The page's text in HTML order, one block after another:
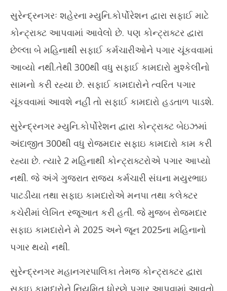
સુરેન્દ્રનગર મ્યુનિ.કોર્પોરેશનના 300 સફાઈ કામદારોને બે મહિનાથી
July
15,
2025
સુરેન્દ્રનગરઃ શહેરના મ્યુનિ.કોર્પોરેશન દ્વારા સફાઈ માટે
કોન્ટ્રાક્ટ આપવામાં આવેલો છે. પણ કોન્ટ્રાક્ટર દ્વારા
છેલ્લા બે મહિનાથી સફાઈ કર્મચારીઓને પગાર ચૂંકવવામાં
આવ્યો નથી.તેથી 300થી વધુ સફાઈ કામદારો મુશ્કેલીનો
સામનો કરી રહ્યા છે. સફાઈ કામદારોને ત્વરિત પગાર
ચૂંકવવામાં આવશે નહીં તો સફાઈ કામદારો હડતાળ પાડશે.
સુરેન્દ્રનગર મ્યુનિ.કોર્પોરેશન દ્વારા કોન્ટ્રાક્ટ બેઇઝમાં
અંદાજીત 300થી વધુ રોજમદાર સફાઇ કામદારો કામ કરી
રહ્યા છે. ત્યારે 2 મહિનાથી કોન્ટ્રાક્ટરોએ પગાર આપ્યો
નથી. જે અંગે ગુજરાત રાજ્ય કર્મચારી સંઘના મયુરભાઇ
પાટડીયા તથા સફાઇ કામદારોએ મનપા તથા કલેક્ટર
કચેરીમાં લેખિત રજૂઆત કરી હતી. જે મુજબ રોજમદાર
સફાઇ કામદારોને મે 2025 અને જૂન 2025ના મહિનાનો
પગાર થયો નથી.
સુરેન્દ્રનગર મહાનગરપાલિકા તેમજ કોન્ટ્રાક્ટર દ્વારા
સફાઇ કામદારોને નિયમિત ધોરણે પગાર આપવામાં આવતો